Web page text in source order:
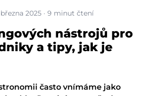
března 2025 · 9 minut čtení
nástrojů pro
a tipy, jak je
často vnímáme jako